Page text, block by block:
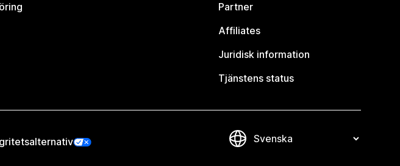
Partner
Affiliates
Juridisk information
Tjänstens status